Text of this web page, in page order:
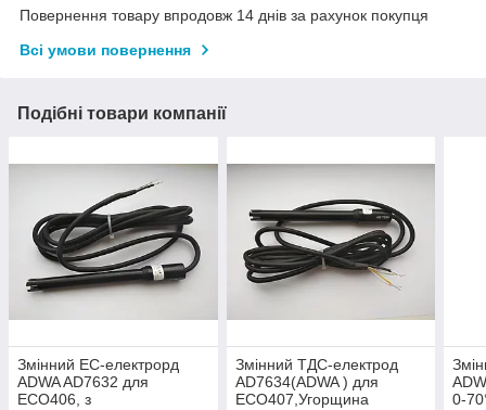
Повернення товару впродовж 14 днів за рахунок покупця
Всі умови повернення
Подібні товари компанії
Змінний EC-електрорд
ADWA AD7632 для
ECO406, з
Змінний ТДС-електрод
AD7634(ADWA ) для
ECO407,Угорщина
0-